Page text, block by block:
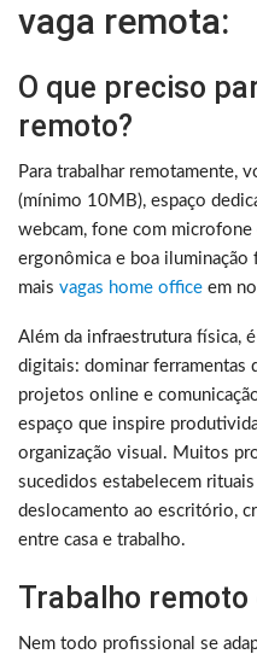
vaga remota:
O que preciso
remoto?
Para trabalhar remotamente,
(mínimo 10MB), espaço
webcam, fone com microfone
ergonômica e boa iluminação
mais vagas home office em
Além da infraestrutura física,
digitais: dominar ferramentas
projetos online e
espaço que inspire
organização visual. Muitos
sucedidos estabelecem
deslocamento ao escritório,
entre casa e trabalho.
Trabalho remoto
Nem todo profissional se